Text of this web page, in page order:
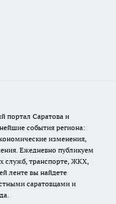
портал Саратова и
события региона:
изменения,
Ежедневно публикуем
служб, транспорте, ЖКХ,
ленте вы найдете
саратовцами и